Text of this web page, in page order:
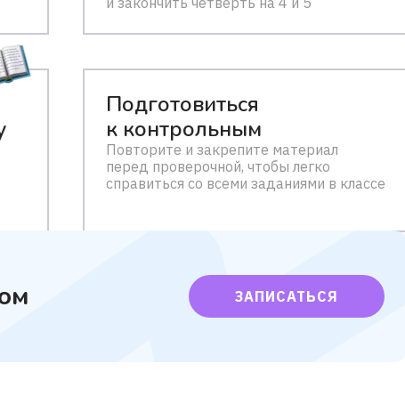
Подготовиться
к контрольным
Повторите и закрепите материал
перед проверочной, чтобы легко
справиться со всеми заданиями в классе
ЗАПИСАТЬСЯ